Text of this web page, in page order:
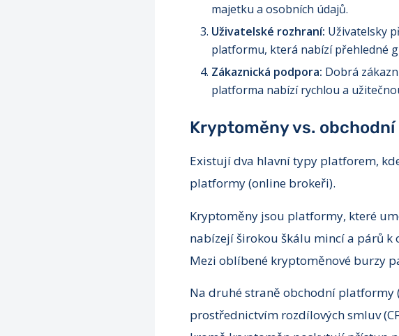
majetku a osobních údajů.
Uživatelské rozhraní: Uživatelsky
platformu, která nabízí přehledné
Zákaznická podpora: Dobrá
platforma nabízí rychlou a
Kryptoměny vs.
Existují dva hlavní typy platforem,
platformy (online brokeři).
Kryptoměny jsou platformy, které
nabízejí širokou škálu mincí a párů
Mezi oblíbené kryptoměnové burzy
Na druhé straně obchodní
prostřednictvím rozdílových smluv